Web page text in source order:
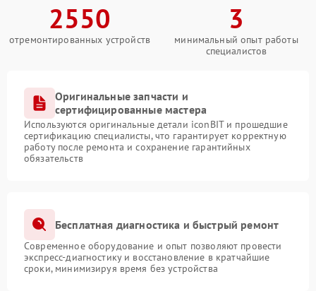
2550
отремонтированных устройств
3
минимальный опыт работы
специалистов
Оригинальные запчасти и
сертифицированные мастера
Используются оригинальные детали iconBIT и прошедшие
сертификацию специалисты, что гарантирует корректную
работу после ремонта и сохранение гарантийных
обязательств
Бесплатная диагностика и быстрый ремонт
Современное оборудование и опыт позволяют провести
экспресс-диагностику и восстановление в кратчайшие
сроки, минимизируя время без устройства